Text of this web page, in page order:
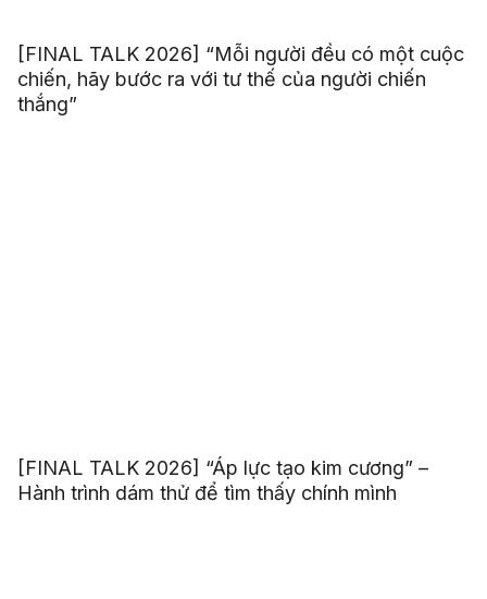
[FINAL TALK 2026] “Mỗi người đều có một cuộc
chiến, hãy bước ra với tư thế của người chiến
thắng”
[FINAL TALK 2026] “Áp lực tạo kim cương” –
Hành trình dám thử để tìm thấy chính mình